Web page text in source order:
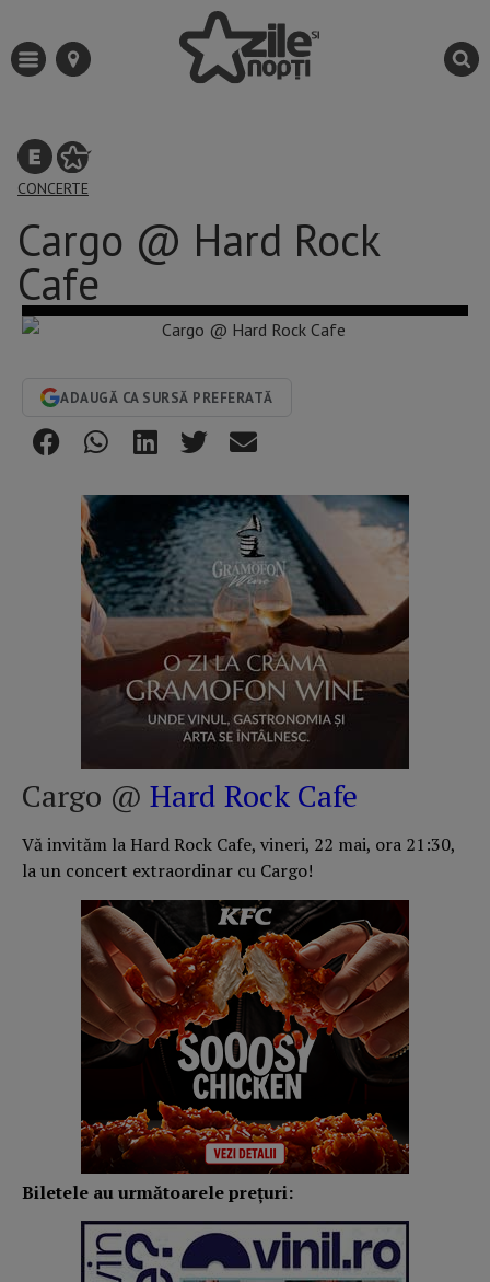
CONCERTE
Cargo @ Hard Rock
Cafe
ADAUGĂ CA SURSĂ PREFERATĂ
Cargo @ Hard Rock Cafe
Vă invităm la Hard Rock Cafe, vineri, 22 mai, ora 21:30,
la un concert extraordinar cu Cargo!
Biletele au următoarele prețuri: